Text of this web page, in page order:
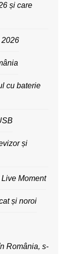
și care
2026
cu baterie
și
Moment
și noroi
România, s-